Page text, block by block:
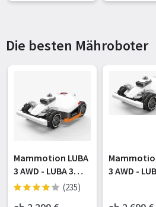
Die besten Mähroboter
Mammotion LUBA
3 AWD - LUBA 3
AWD 1500 | 1500㎡
(235)
3 AWD -